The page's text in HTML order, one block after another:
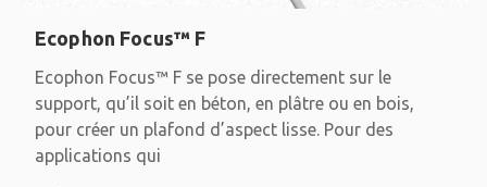
Ecophon Focus™ F
Ecophon Focus™ F se pose directement sur le
support, qu’il soit en béton, en plâtre ou en bois,
pour créer un plafond d’aspect lisse. Pour des
applications qui